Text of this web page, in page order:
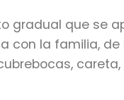
gradual que se
con la familia, de